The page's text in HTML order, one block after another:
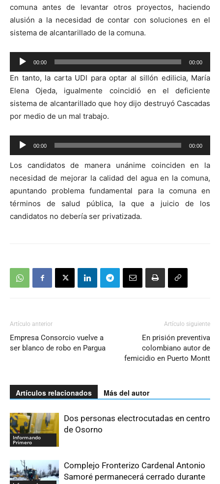
comuna antes de levantar otros proyectos, haciendo
alusión a la necesidad de contar con soluciones en el
sistema de alcantarillado de la comuna.
Reproductor
de
audio
00:00 00:00
En tanto, la carta UDI para optar al sillón edilicia, María
Elena Ojeda, igualmente coincidió en el deficiente
sistema de alcantarillado que hoy dijo destruyó Cascadas
por medio de un mal trabajo.
Reproductor
de
audio
00:00 00:00
Los candidatos de manera unánime coinciden en la
necesidad de mejorar la calidad del agua en la comuna,
apuntando problema fundamental para la comuna en
términos de salud pública, la que a juicio de los
candidatos no debería ser privatizada.
Artículo anterior
Empresa Consorcio vuelve a
ser blanco de robo en Pargua
Artículo siguiente
En prisión preventiva
colombiano autor de
femicidio en Puerto Montt
Artículos relacionados Más del autor
Informando
Primero
Dos personas electrocutadas en centro
de Osorno
Complejo Fronterizo Cardenal Antonio
Samoré permanecerá cerrado durante